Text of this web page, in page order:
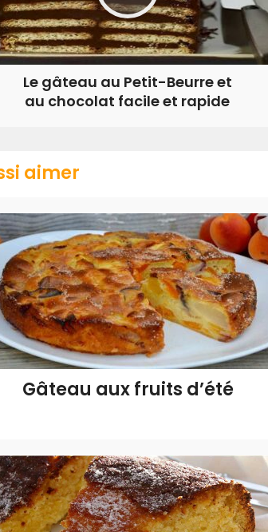
Le gâteau au Petit-Beurre et
au chocolat facile et rapide
aimer
Gâteau aux fruits d’été